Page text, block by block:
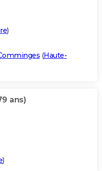
)
(Haute-
ans)
)